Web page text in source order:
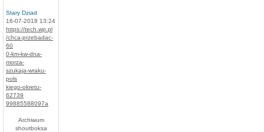
Stary Dziad
16-07-2018 13:24
https://tech.wp.pl
/chca-przebadac-
60
0-km-kw-dna-
morza-
szukaja-wraku-
pols
kiego-okretu-
62739
99885588097a
Archiwum
shoutboksa